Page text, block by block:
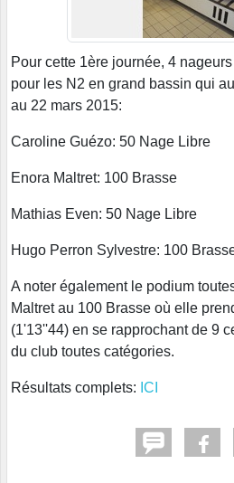
Pour cette 1ère journée, 4
pour les N2 en grand bassin qui
au 22 mars 2015:
Caroline Guézo: 50 Nage Libre
Enora Maltret: 100 Brasse
Mathias Even: 50 Nage Libre
Hugo Perron Sylvestre: 100
A noter également le podium
Maltret au 100 Brasse où elle
(1'13''44) en se rapprochant de 9
du club toutes catégories.
Résultats complets: ICI